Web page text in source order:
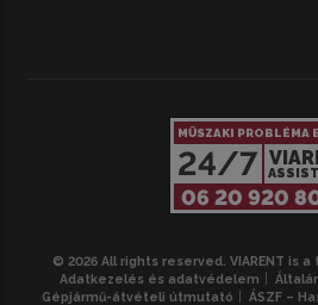
MŰSZAKI PROBLÉMA
24/7
06 20 920
© 2026 All rights reserved. VIARENT is
Adatkezelés és adatvédelem
Gépjármű-átvételi útmutató
ÁSZF –